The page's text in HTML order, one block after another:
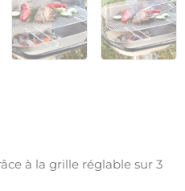
à la grille réglable sur 3